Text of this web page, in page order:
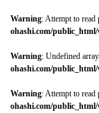
Warning: Attempt to
ohashi.com/
Warning: Undefined
ohashi.com/
Warning: Attempt to
ohashi.com/